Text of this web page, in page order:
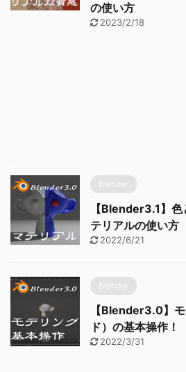
の使い方
2023/2/18
Blender
【Blender3.1】
テリアルの使い方
2022/6/21
Blender
【Blender3.0】
ド）の基本操作！
2022/3/31